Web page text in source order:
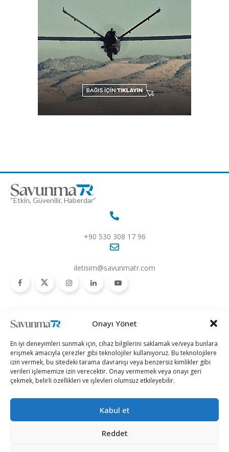
Onayı Yönet
En iyi deneyimleri sunmak için, cihaz bilgilerini saklamak ve/veya bunlara
erişmek amacıyla çerezler gibi teknolojiler kullanıyoruz. Bu teknolojilere
izin vermek, bu sitedeki tarama davranışı veya benzersiz kimlikler gibi
verileri işlememize izin verecektir. Onay vermemek veya onayı geri
çekmek, belirli özellikleri ve işlevleri olumsuz etkileyebilir.
Kabul et
Reddet
“Etkin, Güvenilir, Haberdar”
+90 530 308 17 96
iletisim@savunmatr.com
Savunma Sanayii
Hava Platformları
Kara Platformları
Deniz Platformları
İnsansız Sistemler
Kategoriler
Siber Güvenlik
Teknoloji
Röportajlar
Politika
Dosya Haber
SavunmaTR
Hakkımızda
Kariyer
Gizlilik Politikası
Künye